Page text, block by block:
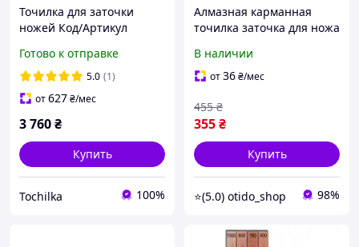
Точилка для заточки
ножей Код/Артикул
Готово к отправке
5.0 (1)
от627₴/мес
3 760₴
Купить
Tochilka 100%
Алмазная карманная
точилка заточка для ножа
В наличии
от36₴/мес
355₴
455 ₴
Купить
⭐(5.0) otido_shop 98%